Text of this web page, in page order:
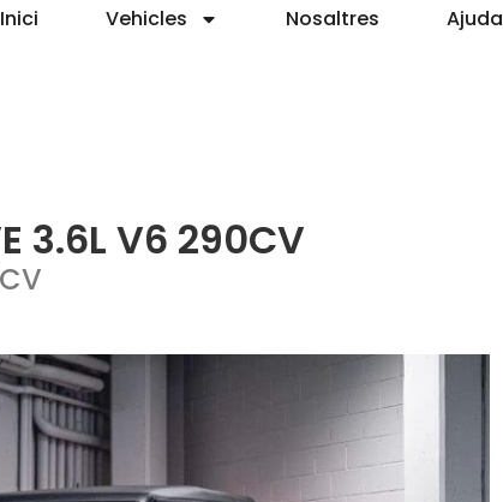
Inici Vehicles Nosaltres Ajuda
3.6L V6 290CV